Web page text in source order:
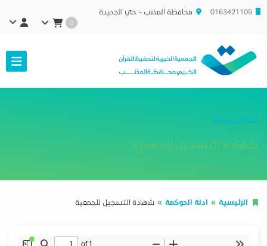
0163421109 محافظة المذنب - حي الجديدة
0
ادلة الحوكمة
شهادة التسجيل للجمعية
الرئيسية ادلة الحوكمة شهادة التسجيل للجمعية